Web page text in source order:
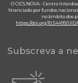
O CICS.NOVA - Centro
financiado por fundos nacionais
no âmbito dos
https://doi.org/10.54499/
Subscreva a